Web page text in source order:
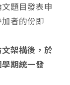
題目發表申
者的份即
文架構後，於
期統一發